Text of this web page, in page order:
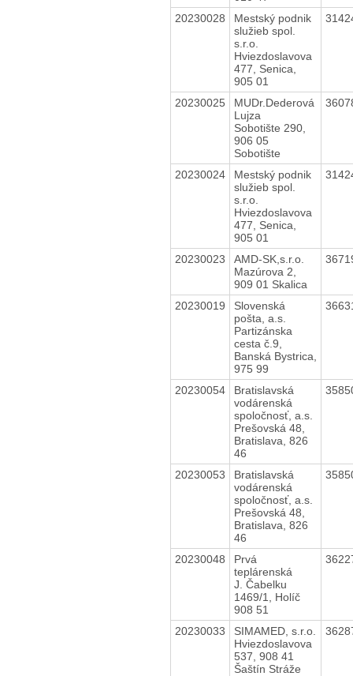
20230028
Mestský podnik
služieb spol.
s.r.o.
Hviezdoslavova
477, Senica,
905 01
20230025
MUDr.Dederová
Lujza
Sobotište 290,
906 05
Sobotište
20230024
Mestský podnik
služieb spol.
s.r.o.
Hviezdoslavova
477, Senica,
905 01
20230023
AMD-SK,s.r.o.
Mazúrova 2,
909 01 Skalica
20230019
Slovenská
pošta, a.s.
Partizánska
cesta č.9,
Banská Bystrica,
975 99
20230054
Bratislavská
vodárenská
spoločnosť, a.s.
Prešovská 48,
Bratislava, 826
46
20230053
Bratislavská
vodárenská
spoločnosť, a.s.
Prešovská 48,
Bratislava, 826
46
20230048
Prvá
teplárenská
J. Čabelku
1469/1, Holíč
908 51
20230033
SIMAMED, s.r.o.
Hviezdoslavova
537, 908 41
Šaštín Stráže